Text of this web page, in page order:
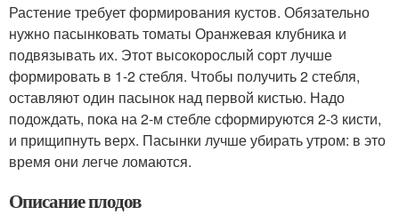
Растение требует формирования кустов. Обязательно
нужно пасынковать томаты Оранжевая клубника и
подвязывать их. Этот высокорослый сорт лучше
формировать в 1-2 стебля. Чтобы получить 2 стебля,
оставляют один пасынок над первой кистью. Надо
подождать, пока на 2-м стебле сформируются 2-3 кисти,
и прищипнуть верх. Пасынки лучше убирать утром: в это
время они легче ломаются.
Описание плодов